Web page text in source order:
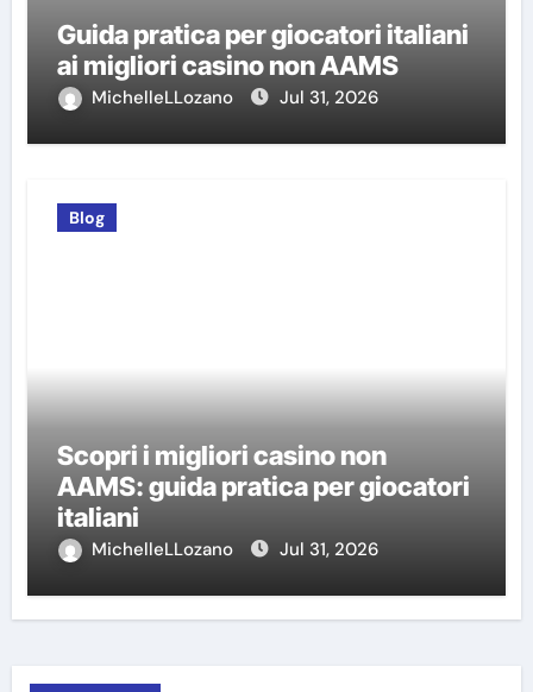
Guida pratica per giocatori italiani
ai migliori casino non AAMS
MichelleLLozano Jul 31, 2026
Blog
Scopri i migliori casino non
AAMS: guida pratica per giocatori
italiani
MichelleLLozano Jul 31, 2026